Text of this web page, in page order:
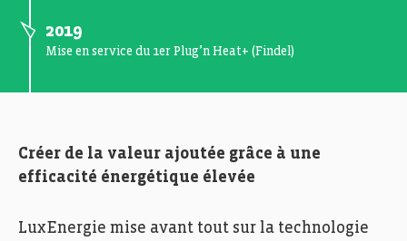
2019
Mise en service du 1er Plug’n Heat+ (Findel)
Créer de la valeur ajoutée grâce à une
efficacité énergétique élevée
LuxEnergie mise avant tout sur la technologie